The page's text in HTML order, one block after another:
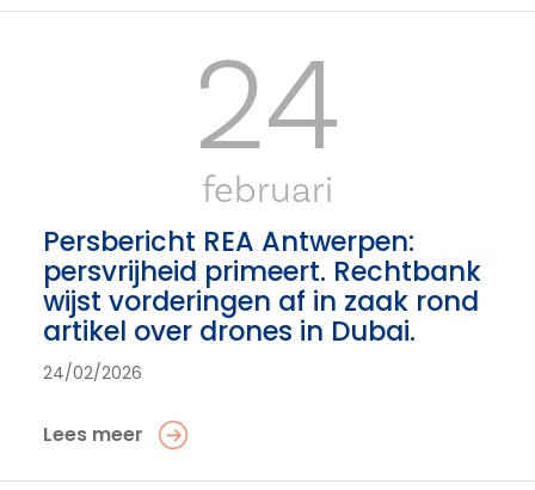
24
februari
Persbericht REA Antwerpen:
persvrijheid primeert. Rechtbank
wijst vorderingen af in zaak rond
artikel over drones in Dubai.
24/02/2026
Lees meer